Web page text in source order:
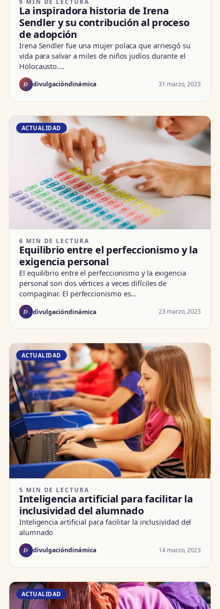
La inspiradora historia de Irena
Sendler y su contribución al proceso
de adopción
Irena Sendler fue una mujer polaca que arriesgó su
vida para salvar a miles de niños judíos durante el
Holocausto.…
D divulgacióndinámica 31 marzo, 2023
ACTUALIDAD
6 MIN DE LECTURA
Equilibrio entre el perfeccionismo y la
exigencia personal
El equilibrio entre el perfeccionismo y la exigencia
personal son dos vértices a veces difíciles de
compaginar. El perfeccionismo es…
D divulgacióndinámica 23 marzo, 2023
ACTUALIDAD
5 MIN DE LECTURA
Inteligencia artificial para facilitar la
inclusividad del alumnado
Inteligencia artificial para facilitar la inclusividad del
alumnado
D divulgacióndinámica 14 marzo, 2023
ACTUALIDAD